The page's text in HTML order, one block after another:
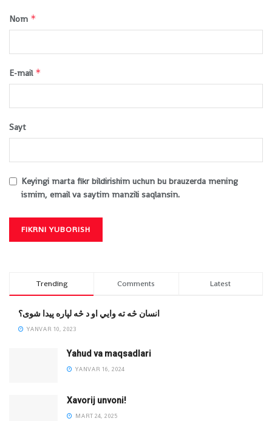
Nom *
E-mail *
Sayt
Keyingi marta fikr bildirishim uchun bu brauzerda mening
ismim, email va saytim manzili saqlansin.
Trending Comments Latest
انسان څه ته وایي او د څه لپاره پیدا شوی؟
YANVAR 10, 2023
Yahud va maqsadlari
YANVAR 16, 2024
Xavorij unvoni!
MART 24, 2025